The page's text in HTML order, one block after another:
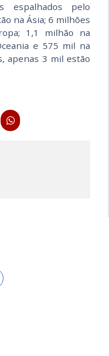
espalhados pelo
na Ásia; 6 milhões
1,1 milhão na
e 575 mil na
apenas 3 mil estão